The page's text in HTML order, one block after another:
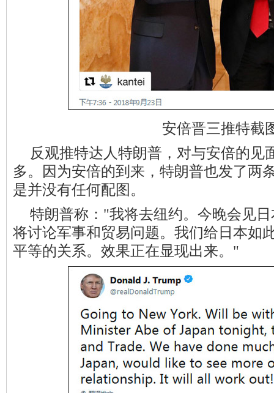
安倍晋三推特截
反观推特达人特朗普，对与安倍的见
多。因为安倍的到来，特朗普也发了两
是并没有任何配图。
特朗普称："我将去纽约。今晚会见
将讨论军事和贸易问题。我们给日本如
平等的关系。效果正在显现出来。"